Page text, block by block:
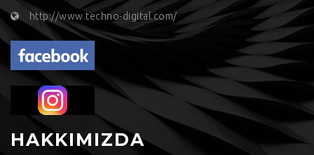
http://www.techno-digital.com/
HAKKIMIZDA